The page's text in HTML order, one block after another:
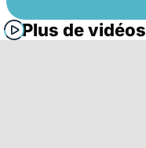
Plus de vidéos